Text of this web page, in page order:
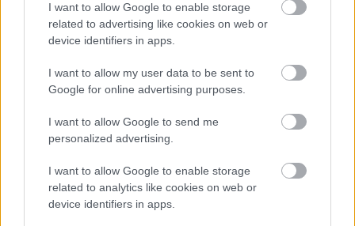
I want to allow Google to enable storage
related to advertising like cookies on web or
device identifiers in apps.
I want to allow my user data to be sent to
Google for online advertising purposes.
I want to allow Google to send me
personalized advertising.
I want to allow Google to enable storage
related to analytics like cookies on web or
device identifiers in apps.
Citroën C-Zero néven is. Az eddig legnagyobb
számban eladott elektromos autó a Nissan–Renault
szövetség által 2010-ben bemutatott Nissan Leaf,
amelyből 2013 nyaráig 71 000 darabot adtak el.[14]
[15] A szövetség másik tagja, a Renault 2013 nyaráig
körülbelül 30 000 elektromos autót adott el. (Első
elektromos modelljük a Renault Kangoo Z.E. volt,
amelyet 2011 októberétől forgalmaztak.) Ezzel 2013-
ig bezárólag a Renault volt az európai
elektromosautó-piac vezető szereplője 61%-os piaci
részesedéssel.[15] Szintén 2010-ben jelent meg a
General Motors Chevrolet Volt nevű modellje, ami